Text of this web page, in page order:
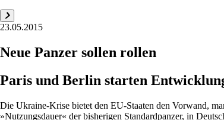
23.05.2015
Neue Panzer sollen rollen
Paris und Berlin starten
Die Ukraine-Krise bietet den EU-Staaten den Vorwand,
»Nutzungsdauer« der bisherigen Standardpanzer, in